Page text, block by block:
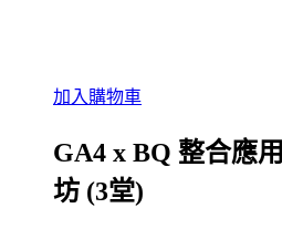
加入購物車
GA4 x BQ 整合應
坊 (3堂)